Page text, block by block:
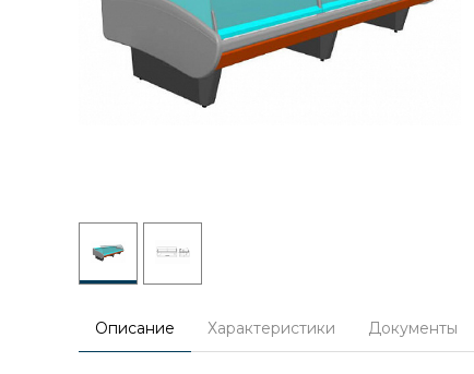
Описание Характеристики Документы